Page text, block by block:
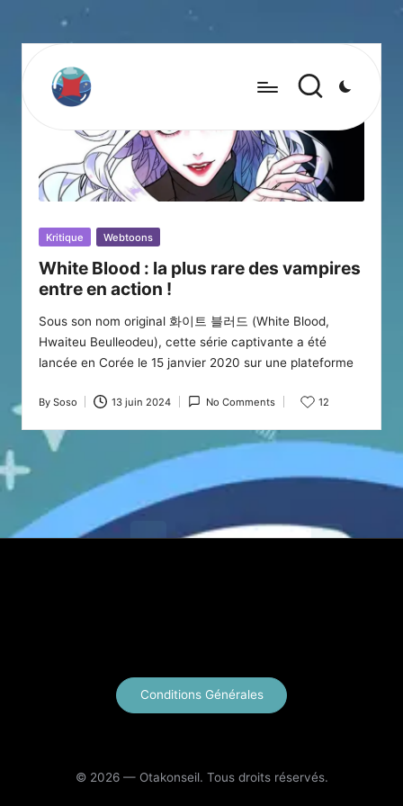
Posted
Kritique Webtoons
White Blood : la plus rare des vampires
entre en action !
Sous son nom original 화이트 블러드 (White Blood,
Hwaiteu Beulleodeu), cette série captivante a été
lancée en Corée le 15 janvier 2020 sur une plateforme
Posted
by
By Soso 13 juin 2024 No Comments 12
Conditions Générales
© 2026 — Otakonseil. Tous droits réservés.